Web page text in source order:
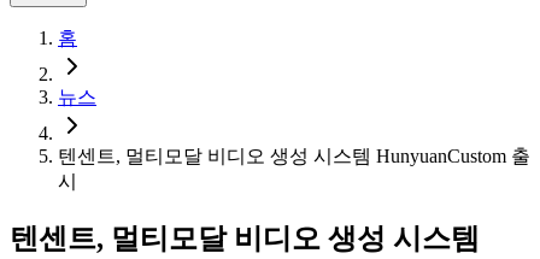
홈
뉴스
텐센트, 멀티모달 비디오 생성 시스템 HunyuanCustom 출
시
텐센트, 멀티모달 비디오 생성 시스템